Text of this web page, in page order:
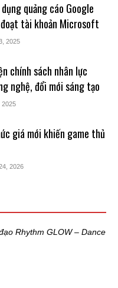
quảng cáo Google
tài khoản Microsoft
2025
chính sách nhân lực
nghệ, đổi mới sáng tạo
2025
giá mới khiến game thủ
2026
Rhythm GLOW – Dance